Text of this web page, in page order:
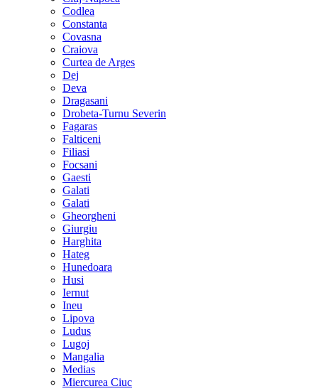
Codlea
Constanta
Covasna
Craiova
Curtea de Arges
Dej
Deva
Dragasani
Drobeta-Turnu Severin
Fagaras
Falticeni
Filiasi
Focsani
Gaesti
Galati
Galati
Gheorgheni
Giurgiu
Harghita
Hateg
Hunedoara
Husi
Iernut
Ineu
Lipova
Ludus
Lugoj
Mangalia
Medias
Miercurea Ciuc